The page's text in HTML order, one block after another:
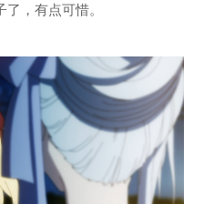
，有点可惜。